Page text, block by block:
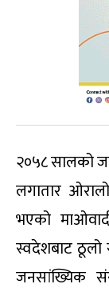
२०५८ सालको
लगातार
भएको
स्वदेशबाट ठूलो
जनसांख्यिक